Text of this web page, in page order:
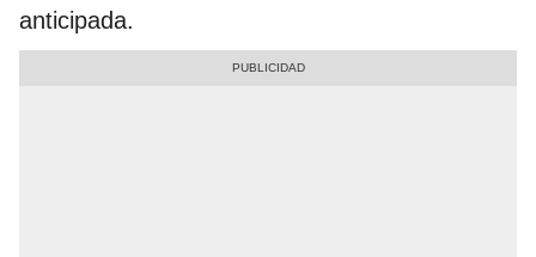
anticipada.